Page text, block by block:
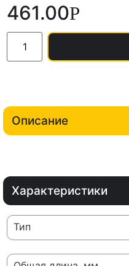
461.00Р
Описание
Характеристики
Тип